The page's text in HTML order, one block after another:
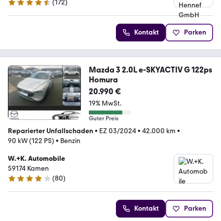
4.4 Sterne (172)
Kontakt Parken
Mazda 3 2.0L e-SKYACTIV G 122ps
Homura
20.990 €
19% MwSt.
Guter Preis
Reparierter Unfallschaden• EZ 03/2024• 42.000 km •
90 kW (122 PS) • Benzin
W.+K. Automobile
59174 Kamen
4.2 Sterne
(80)
Kontakt Parken